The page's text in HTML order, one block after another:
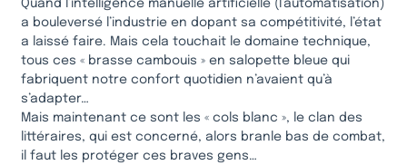
Quand l’intelligence manuelle artificielle (l’automatisation)
a bouleversé l’industrie en dopant sa compétitivité, l’état
a laissé faire. Mais cela touchait le domaine technique,
tous ces « brasse cambouis » en salopette bleue qui
fabriquent notre confort quotidien n’avaient qu’à
s’adapter…
Mais maintenant ce sont les « cols blanc », le clan des
littéraires, qui est concerné, alors branle bas de combat,
il faut les protéger ces braves gens…